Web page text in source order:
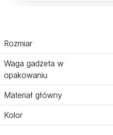
Rozmiar
Waga gadżeta w
opakowaniu
Materiał główny
Kolor